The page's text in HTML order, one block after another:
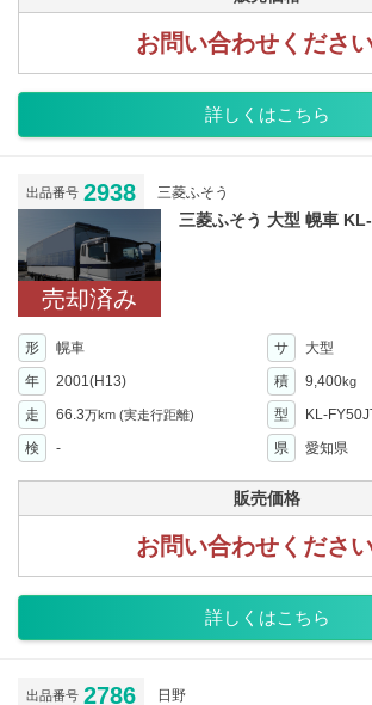
お問い合わせください
詳しくはこちら
出品番号 2938 三菱ふそう
売却済み
三菱ふそう 大型 幌車
形 幌車 サ
大型
年
2001(H13) 積 9,400kg
走 66.3万km (実走行距離) 型
KL-
検
- 県 愛知県
販売価格
お問い合わせください
詳しくはこちら
出品番号 2786 日野